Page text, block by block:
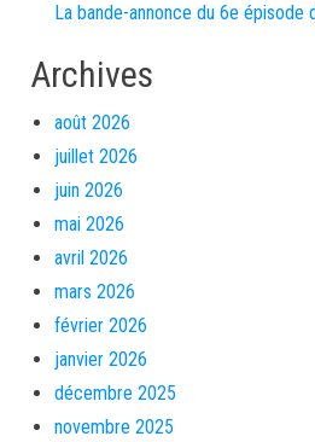
La bande-annonce du 6e épisode
Archives
août 2026
juillet 2026
juin 2026
mai 2026
avril 2026
mars 2026
février 2026
janvier 2026
décembre 2025
novembre 2025